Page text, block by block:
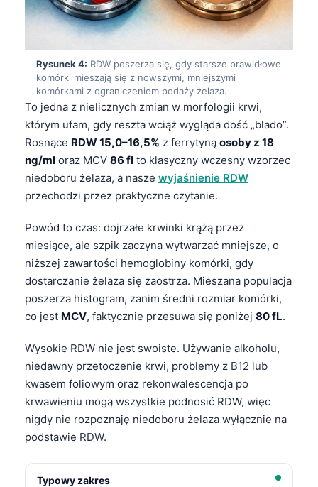
Rysunek 4: RDW poszerza się, gdy starsze prawidłowe
komórki mieszają się z nowszymi, mniejszymi
komórkami z ograniczeniem podaży żelaza.
To jedna z nielicznych zmian w morfologii krwi,
którym ufam, gdy reszta wciąż wygląda dość „blado”.
Rosnące RDW 15,0–16,5% z ferrytyną osoby z 18
ng/ml oraz MCV 86 fl to klasyczny wczesny wzorzec
niedoboru żelaza, a nasze wyjaśnienie RDW
przechodzi przez praktyczne czytanie.
Powód to czas: dojrzałe krwinki krążą przez
miesiące, ale szpik zaczyna wytwarzać mniejsze, o
niższej zawartości hemoglobiny komórki, gdy
dostarczanie żelaza się zaostrza. Mieszana populacja
poszerza histogram, zanim średni rozmiar komórki,
co jest MCV, faktycznie przesuwa się poniżej 80 fL.
Wysokie RDW nie jest swoiste. Używanie alkoholu,
niedawny przetoczenie krwi, problemy z B12 lub
kwasem foliowym oraz rekonwalescencja po
krwawieniu mogą wszystkie podnosić RDW, więc
nigdy nie rozpoznaję niedoboru żelaza wyłącznie na
podstawie RDW.
Typowy zakres